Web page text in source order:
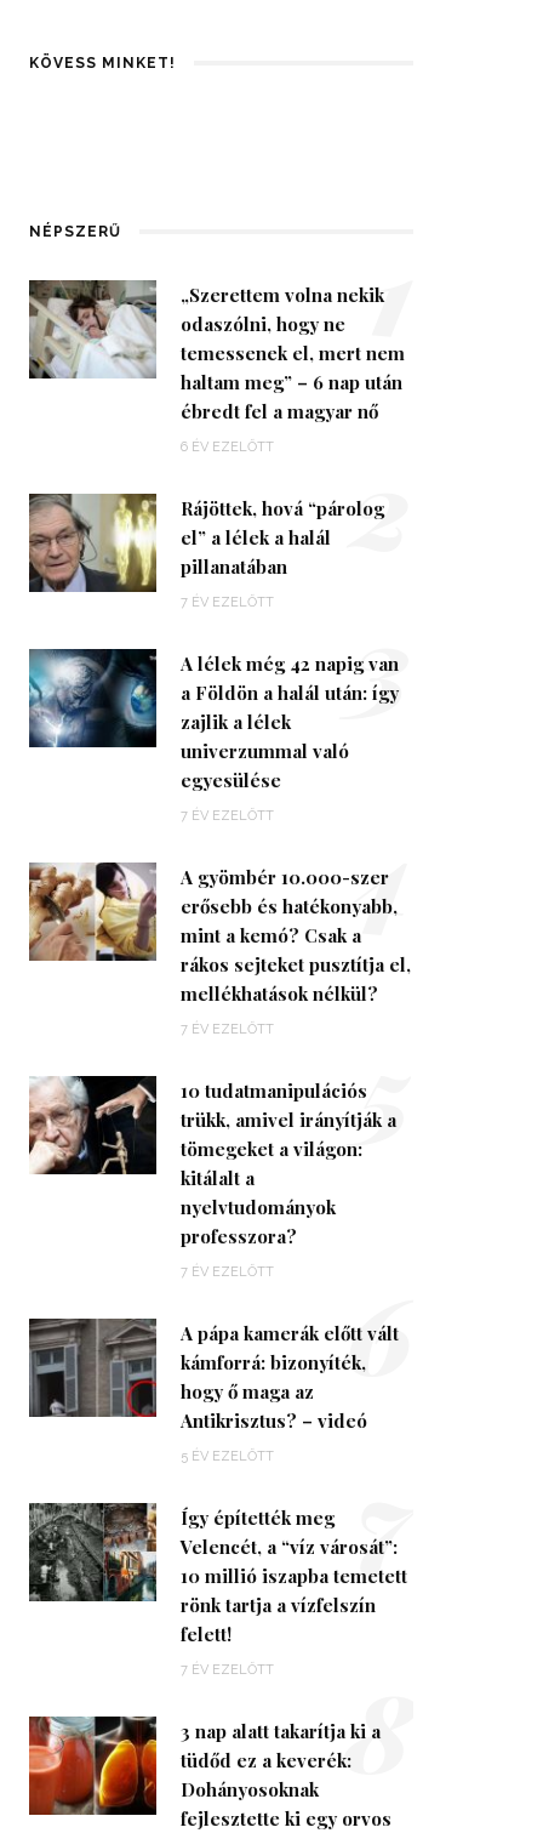
KÖVESS MINKET!
NÉPSZERŰ
„Szerettem volna nekik
odaszólni, hogy ne
temessenek el, mert nem
haltam meg” – 6 nap után
ébredt fel a magyar nő
6 ÉV EZELŐTT
1
Rájöttek, hová “párolog
el” a lélek a halál
pillanatában
7 ÉV EZELŐTT
2
A lélek még 42 napig van
a Földön a halál után: így
zajlik a lélek
univerzummal való
egyesülése
7 ÉV EZELŐTT
3
A gyömbér 10.000-szer
erősebb és hatékonyabb,
mint a kemó? Csak a
rákos sejteket pusztítja el,
mellékhatások nélkül?
7 ÉV EZELŐTT
4
10 tudatmanipulációs
trükk, amivel irányítják a
tömegeket a világon:
kitálalt a
nyelvtudományok
professzora?
7 ÉV EZELŐTT
5
A pápa kamerák előtt vált
kámforrá: bizonyíték,
hogy ő maga az
Antikrisztus? – videó
5 ÉV EZELŐTT
6
Így építették meg
Velencét, a “víz városát”:
10 millió iszapba temetett
rönk tartja a vízfelszín
felett!
7 ÉV EZELŐTT
7
3 nap alatt takarítja ki a
tüdőd ez a keverék:
Dohányosoknak
fejlesztette ki egy orvos
8